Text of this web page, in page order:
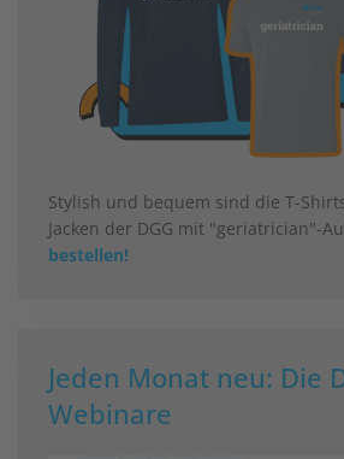
Stylish und bequem sind die T-
Jacken der DGG mit "geriatrician"-
bestellen!
Jeden Monat neu: Die
Webinare